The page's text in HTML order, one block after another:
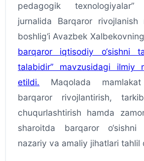
pedagogik texnologiyalar”
jurnalida Barqaror rivojlanish
boshlig‘i Avazbek Xalbekovning
barqaror iqtisodiy o‘sishni
talabidir” mavzusidagi ilmiy
etildi. Maqolada
barqaror rivojlantirish,
chuqurlashtirish hamda
sharoitda barqaror o‘sishni
nazariy va amaliy jihatlari tahlil